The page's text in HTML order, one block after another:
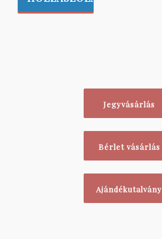
Jegyvásárlás
Bérlet vásárlás
Ajándékutalvány